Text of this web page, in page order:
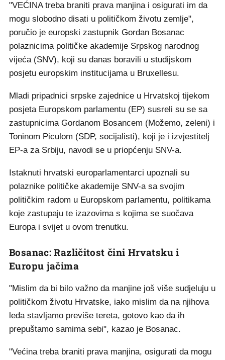
"VEĆINA treba braniti prava manjina i osigurati im da
mogu slobodno disati u političkom životu zemlje",
poručio je europski zastupnik Gordan Bosanac
polaznicima političke akademije Srpskog narodnog
vijeća (SNV), koji su danas boravili u studijskom
posjetu europskim institucijama u Bruxellesu.
Mladi pripadnici srpske zajednice u Hrvatskoj tijekom
posjeta Europskom parlamentu (EP) susreli su se sa
zastupnicima Gordanom Bosancem (Možemo, zeleni) i
Toninom Piculom (SDP, socijalisti), koji je i izvjestitelj
EP-a za Srbiju, navodi se u priopćenju SNV-a.
Istaknuti hrvatski europarlamentarci upoznali su
polaznike političke akademije SNV-a sa svojim
političkim radom u Europskom parlamentu, politikama
koje zastupaju te izazovima s kojima se suočava
Europa i svijet u ovom trenutku.
Bosanac: Različitost čini Hrvatsku i
Europu jačima
"Mislim da bi bilo važno da manjine još više sudjeluju u
političkom životu Hrvatske, iako mislim da na njihova
leđa stavljamo previše tereta, gotovo kao da ih
prepuštamo samima sebi", kazao je Bosanac.
"Većina treba braniti prava manjina, osigurati da mogu